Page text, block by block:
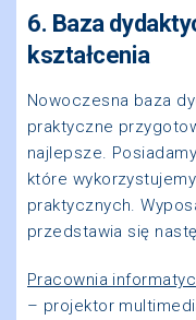
6. Baza
kształcenia
Nowoczesna baza
praktyczne
najlepsze.
które
praktycznych.
przedstawia się
Pracownia
– projektor